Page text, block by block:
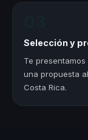
Selección y
Te
una propuesta
Costa Rica.